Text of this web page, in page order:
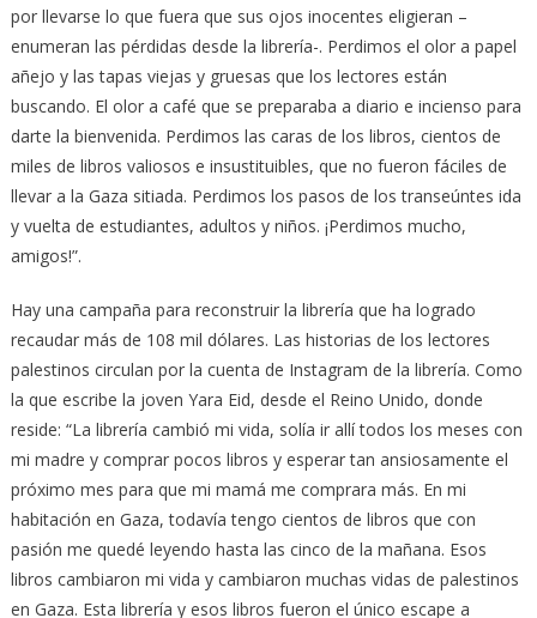
por llevarse lo que fuera que sus ojos inocentes eligieran –
enumeran las pérdidas desde la librería-. Perdimos el olor a papel
añejo y las tapas viejas y gruesas que los lectores están
buscando. El olor a café que se preparaba a diario e incienso para
darte la bienvenida. Perdimos las caras de los libros, cientos de
miles de libros valiosos e insustituibles, que no fueron fáciles de
llevar a la Gaza sitiada. Perdimos los pasos de los transeúntes ida
y vuelta de estudiantes, adultos y niños. ¡Perdimos mucho,
amigos!”.
Hay una campaña para reconstruir la librería que ha logrado
recaudar más de 108 mil dólares. Las historias de los lectores
palestinos circulan por la cuenta de Instagram de la librería. Como
la que escribe la joven Yara Eid, desde el Reino Unido, donde
reside: “La librería cambió mi vida, solía ir allí todos los meses con
mi madre y comprar pocos libros y esperar tan ansiosamente el
próximo mes para que mi mamá me comprara más. En mi
habitación en Gaza, todavía tengo cientos de libros que con
pasión me quedé leyendo hasta las cinco de la mañana. Esos
libros cambiaron mi vida y cambiaron muchas vidas de palestinos
en Gaza. Esta librería y esos libros fueron el único escape a